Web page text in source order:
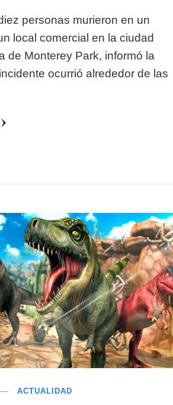
personas murieron en un
local comercial en la ciudad
de Monterey Park, informó la
ocurrió alrededor de las
ACTUALIDAD